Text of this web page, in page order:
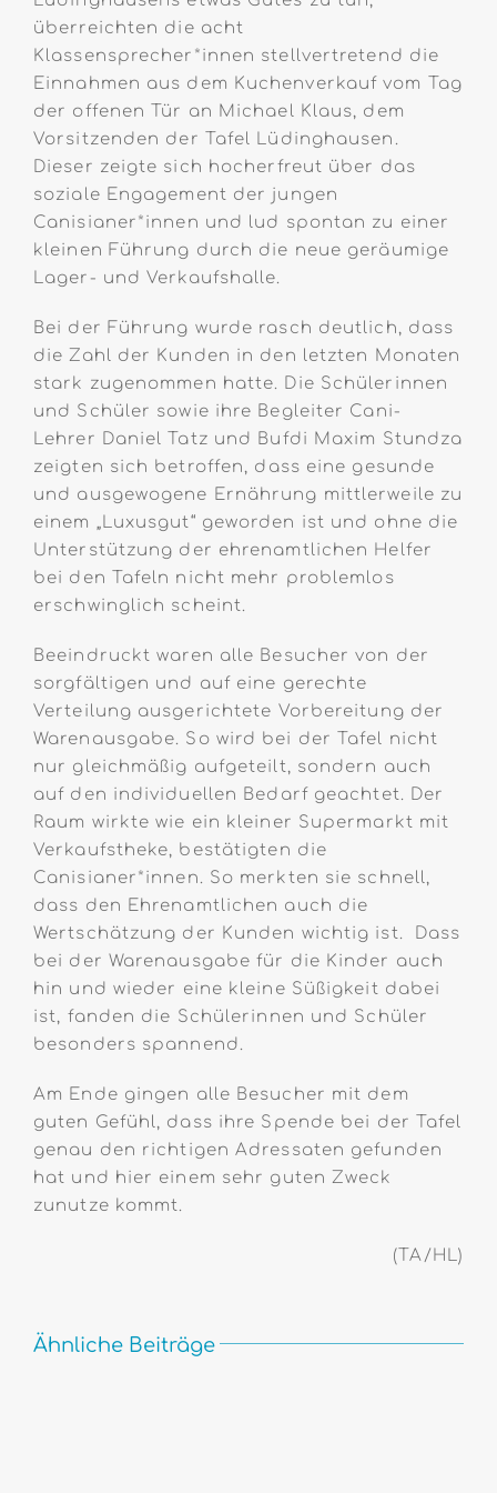
überreichten die acht
Klassensprecher*innen stellvertretend die
Einnahmen aus dem Kuchenverkauf vom Tag
der offenen Tür an Michael Klaus, dem
Vorsitzenden der Tafel Lüdinghausen.
Dieser zeigte sich hocherfreut über das
soziale Engagement der jungen
Canisianer*innen und lud spontan zu einer
kleinen Führung durch die neue geräumige
Lager- und Verkaufshalle.
Bei der Führung wurde rasch deutlich, dass
die Zahl der Kunden in den letzten Monaten
stark zugenommen hatte. Die Schülerinnen
und Schüler sowie ihre Begleiter Cani-
Lehrer Daniel Tatz und Bufdi Maxim Stundza
zeigten sich betroffen, dass eine gesunde
und ausgewogene Ernährung mittlerweile zu
einem „Luxusgut“ geworden ist und ohne die
Unterstützung der ehrenamtlichen Helfer
bei den Tafeln nicht mehr problemlos
erschwinglich scheint.
Beeindruckt waren alle Besucher von der
sorgfältigen und auf eine gerechte
Verteilung ausgerichtete Vorbereitung der
Warenausgabe. So wird bei der Tafel nicht
nur gleichmäßig aufgeteilt, sondern auch
auf den individuellen Bedarf geachtet. Der
Raum wirkte wie ein kleiner Supermarkt mit
Verkaufstheke, bestätigten die
Canisianer*innen. So merkten sie schnell,
dass den Ehrenamtlichen auch die
Wertschätzung der Kunden wichtig ist. Dass
bei der Warenausgabe für die Kinder auch
hin und wieder eine kleine Süßigkeit dabei
ist, fanden die Schülerinnen und Schüler
besonders spannend.
Am Ende gingen alle Besucher mit dem
guten Gefühl, dass ihre Spende bei der Tafel
genau den richtigen Adressaten gefunden
hat und hier einem sehr guten Zweck
zunutze kommt.
(TA/HL)
Ähnliche Beiträge